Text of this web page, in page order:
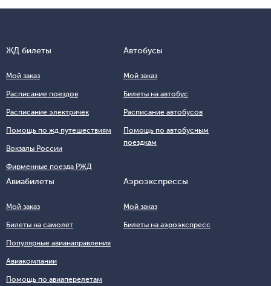
ЖД билеты
Мой заказ
Расписание поездов
Расписание электричек
Помощь по жд путешествиям
Вокзалы России
Фирменные поезда РЖД
Автобусы
Мой заказ
Билеты на автобус
Расписание автобусов
Помощь по автобусным
поездкам
Авиабилеты
Мой заказ
Билеты на самолёт
Популярные авианаправления
Авиакомпании
Помощь по авиаперелетам
Аэроэкспрессы
Мой заказ
Билеты на аэроэкспресс